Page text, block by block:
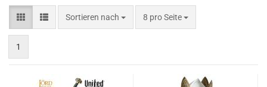
Sortieren nach
Sortieren nach 8 pro Seite
pro Seite
1